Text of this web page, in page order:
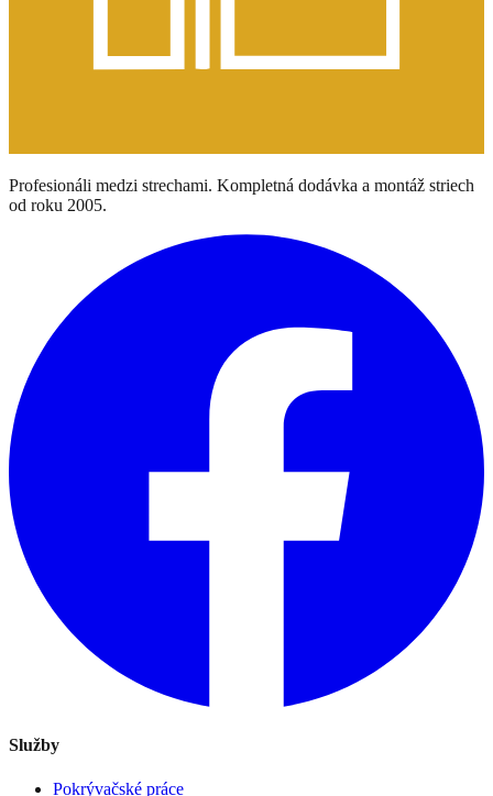
Profesionáli medzi strechami. Kompletná dodávka a montáž striech
od roku 2005.
Služby
Pokrývačské práce